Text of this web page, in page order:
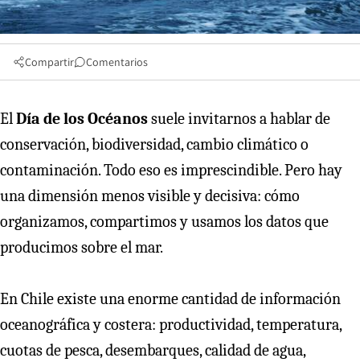
Compartir Comentarios
ElDía de los Océanossuele invitarnos a hablar de
conservación, biodiversidad, cambio climático o
contaminación. Todo eso es imprescindible. Pero hay
una dimensión menos visible y decisiva: cómo
organizamos, compartimos y usamos los datos que
producimos sobre el mar.
En Chile existe una enorme cantidad de información
oceanográfica y costera: productividad, temperatura,
cuotas de pesca, desembarques, calidad de agua,